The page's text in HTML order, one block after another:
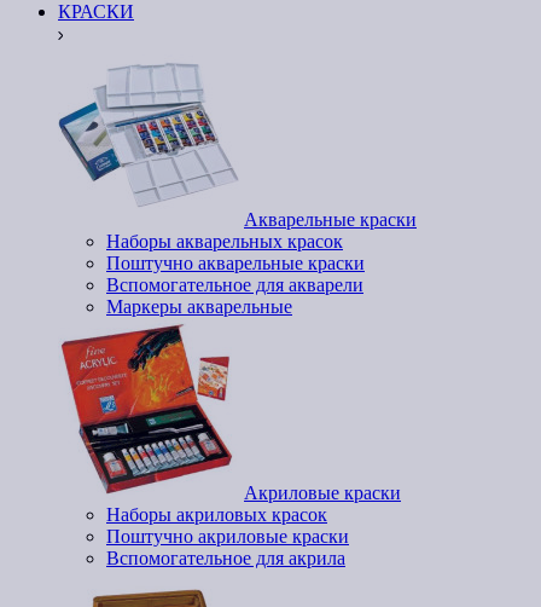
КРАСКИ
Акварельные краски
Наборы акварельных красок
Поштучно акварельные краски
Вспомогательное для акварели
Маркеры акварельные
Акриловые краски
Наборы акриловых красок
Поштучно акриловые краски
Вспомогательное для акрила